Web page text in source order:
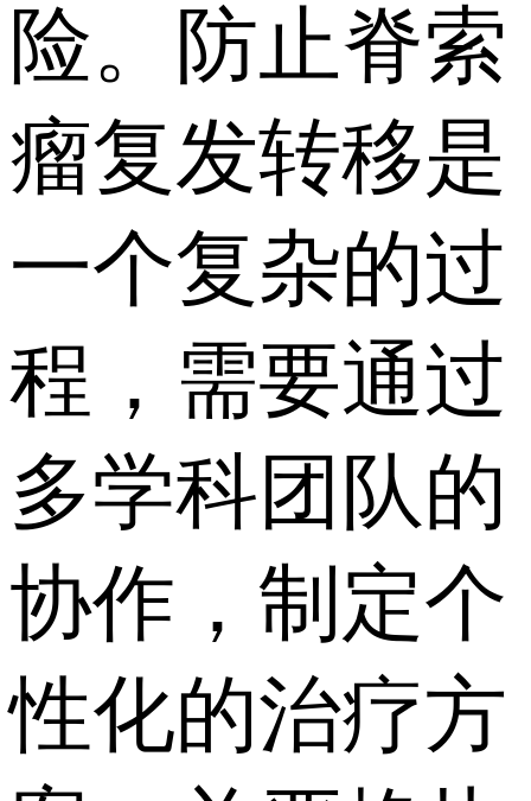
险。防止脊索
瘤复发转移是
一个复杂的过
程，需要通过
多学科团队的
协作，制定个
性化的治疗方